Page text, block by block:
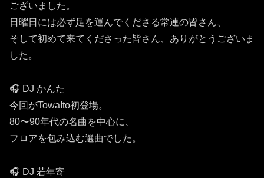
ございました。
日曜日には必ず足を運んでくださる常連の皆さん、
そして初めて来てくださった皆さん、ありがとうございま
した。
🎧 DJ かんた
今回がTowaIto初登場。
80〜90年代の名曲を中心に、
フロアを包み込む選曲でした。
🎧 DJ 若年寄